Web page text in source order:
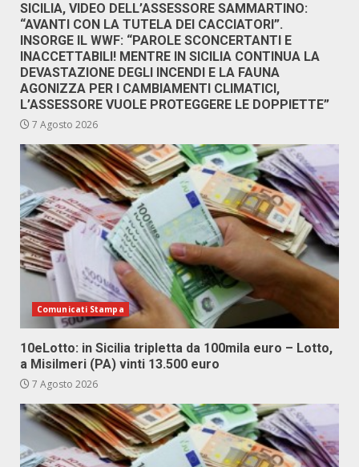
SICILIA, VIDEO DELL’ASSESSORE SAMMARTINO:
“AVANTI CON LA TUTELA DEI CACCIATORI”.
INSORGE IL WWF: “PAROLE SCONCERTANTI E
INACCETTABILI! MENTRE IN SICILIA CONTINUA LA
DEVASTAZIONE DEGLI INCENDI E LA FAUNA
AGONIZZA PER I CAMBIAMENTI CLIMATICI,
L’ASSESSORE VUOLE PROTEGGERE LE DOPPIETTE”
7 Agosto 2026
Comunicati Stampa
10eLotto: in Sicilia tripletta da 100mila euro – Lotto,
a Misilmeri (PA) vinti 13.500 euro
7 Agosto 2026